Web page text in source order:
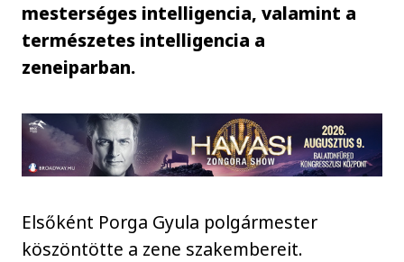
mesterséges intelligencia, valamint a
természetes intelligencia a
zeneiparban.
Elsőként Porga Gyula polgármester
köszöntötte a zene szakembereit.